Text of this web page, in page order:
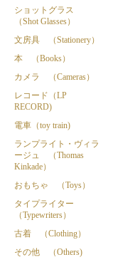
ショットグラス
（Shot Glasses）
文房具 （Stationery）
本 （Books）
カメラ （Cameras）
レコード（LP
RECORD)
電車（toy train)
ランプライト・ヴィラ
ージュ （Thomas
Kinkade）
おもちゃ （Toys）
タイプライター
（Typewriters）
古着 （Clothing）
その他 （Others)